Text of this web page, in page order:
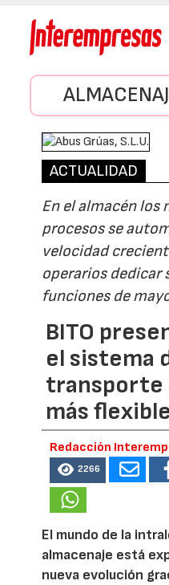
ACTUALIDAD
En el almacén los
procesos se
velocidad
operarios dedicar
funciones de
BITO
el sistema
transporte
más
Redacción
2266
El mundo de la
almacenaje está
nueva evolución